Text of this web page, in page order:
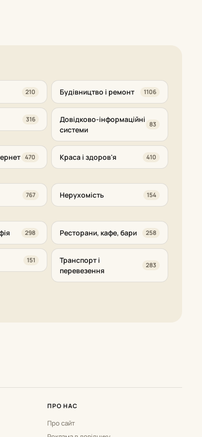
210 Будівництво і ремонт 1106
316
Довідково-інформаційні
системи
83
470 Краса і здоров'я 410
767 Нерухомість 154
298 Ресторани, кафе, бари 258
151
Транспорт і
перевезення
283
ПРО НАС
Про сайт